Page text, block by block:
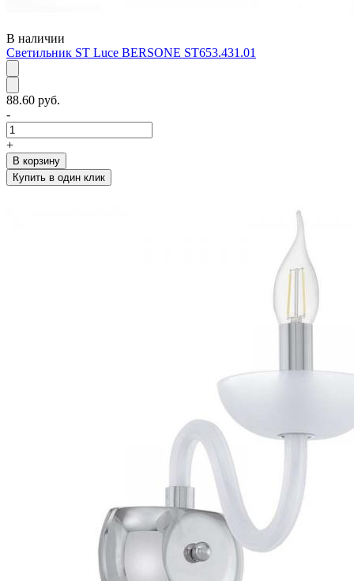
В наличии
Светильник ST Luce BERSONE ST653.431.01
88.60 руб.
-
+
В корзину
Купить в один клик